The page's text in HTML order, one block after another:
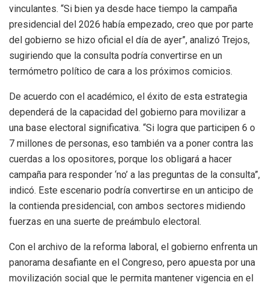
vinculantes. “Si bien ya desde hace tiempo la campaña
presidencial del 2026 había empezado, creo que por parte
del gobierno se hizo oficial el día de ayer”, analizó Trejos,
sugiriendo que la consulta podría convertirse en un
termómetro político de cara a los próximos comicios.
De acuerdo con el académico, el éxito de esta estrategia
dependerá de la capacidad del gobierno para movilizar a
una base electoral significativa. “Si logra que participen 6 o
7 millones de personas, eso también va a poner contra las
cuerdas a los opositores, porque los obligará a hacer
campaña para responder ‘no’ a las preguntas de la consulta”,
indicó. Este escenario podría convertirse en un anticipo de
la contienda presidencial, con ambos sectores midiendo
fuerzas en una suerte de preámbulo electoral.
Con el archivo de la reforma laboral, el gobierno enfrenta un
panorama desafiante en el Congreso, pero apuesta por una
movilización social que le permita mantener vigencia en el